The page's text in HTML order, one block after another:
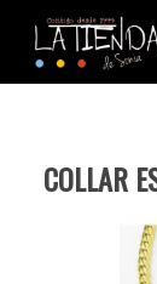
COLLAR